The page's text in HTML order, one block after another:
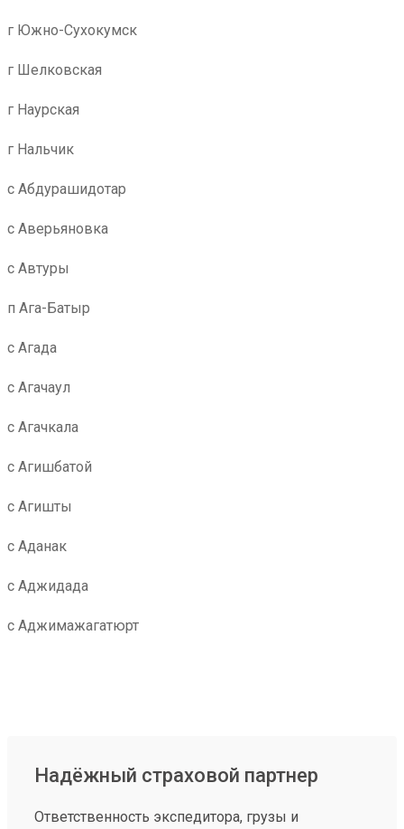
г Южно-Сухокумск
г Шелковская
г Наурская
г Нальчик
с Абдурашидотар
с Аверьяновка
с Автуры
п Ага-Батыр
с Агада
с Агачаул
с Агачкала
с Агишбатой
с Агишты
с Аданак
с Аджидада
с Аджимажагатюрт
Надёжный страховой партнер
Ответственность экспедитора, грузы и